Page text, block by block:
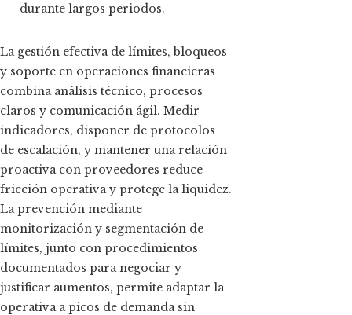
durante largos periodos.
La gestión efectiva de límites, bloqueos
y soporte en operaciones financieras
combina análisis técnico, procesos
claros y comunicación ágil. Medir
indicadores, disponer de protocolos
de escalación, y mantener una relación
proactiva con proveedores reduce
fricción operativa y protege la liquidez.
La prevención mediante
monitorización y segmentación de
límites, junto con procedimientos
documentados para negociar y
justificar aumentos, permite adaptar la
operativa a picos de demanda sin